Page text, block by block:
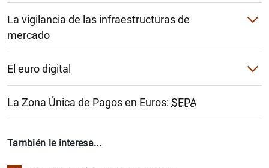
Target2-Securities
Iberclear
BME clearing
La vigilancia de las infraestructuras de
mercado
La ciberresiliencia
El euro digital
Calendario del proyecto
Documentación de interés
Intervenciones públicas
La Zona Única de Pagos en Euros: SEPA
También le interesa...